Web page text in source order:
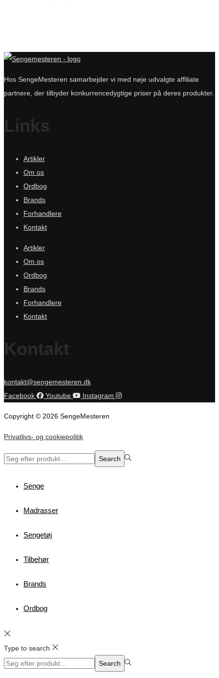
Hos SengeMesteren samarbejder vi med nøje udvalgte affiliate
partnere, der tilbyder konkurrencedygtige priser på deres produkter.
Links
Artikler
Om os
Ordbog
Brands
Forhandlere
Kontakt
Artikler
Om os
Ordbog
Brands
Forhandlere
Kontakt
Kontakt
kontakt@sengemesteren.dk
Facebook
Youtube Instagram
Copyright © 2026 SengeMesteren
Privatlivs- og cookiepolitik
Search
Search
Senge
Madrasser
Sengetøj
Tilbehør
Brands
Ordbog
Type to search
Search
Search